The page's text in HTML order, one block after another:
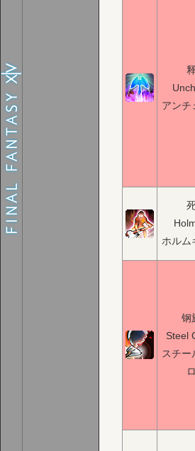
アンチ
ホルム
钢
Steel
スチー